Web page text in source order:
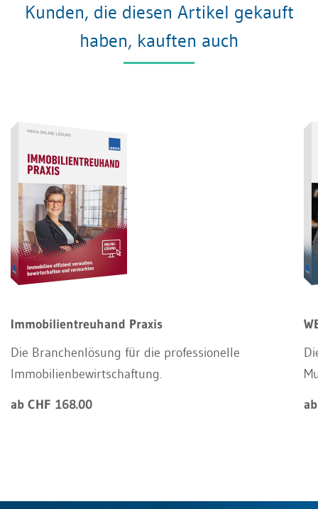
Kunden, die diesen Artikel gekauft
haben, kauften auch
Immobilientreuhand Praxis
Die Branchenlösung für die professionelle
Immobilienbewirtschaftung.
ab CHF 168.00